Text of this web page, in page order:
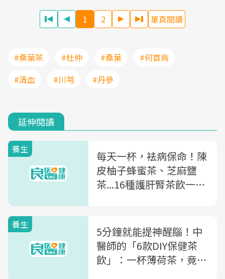
1 2 單頁閱讀
#桑葉茶 #杜仲 #桑葉
#何首烏
#清血
#川芎 #丹參
延伸閱讀
養生
每天一杯，袪病保命！陳
皮柚子蜂蜜茶、芝麻鹽
茶...16種護肝腎茶飲一次
養生
5分鐘就能提神醒腦！中
醫師的「6款DIY保健茶
飲」：一杯薄荷茶，竟可